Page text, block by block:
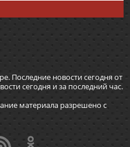
Последние новости сегодня от
сегодня и за последний час.
материала разрешено с